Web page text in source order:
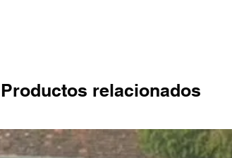
Productos relacionados